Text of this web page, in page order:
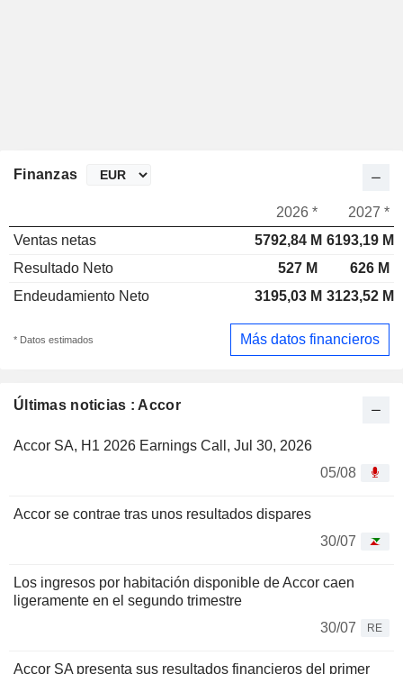
Últimas noticias : Accor
Accor SA, H1 2026 Earnings Call, Jul 30, 2026
05/08
Accor se contrae tras unos resultados dispares
30/07
Los ingresos por habitación disponible de Accor caen
ligeramente en el segundo trimestre
30/07
RE
Accor SA presenta sus resultados financieros del primer
Finanzas
2026 *
2027 *
Ventas netas
5792,84 M 6193,19 M
Resultado Neto
527 M
626 M
Endeudamiento Neto
3195,03 M 3123,52 M
* Datos estimados Más datos financieros